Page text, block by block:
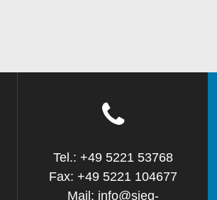
Tel.: +49 5221 53768
Fax: +49 5221 104677
Mail: info@sieg-